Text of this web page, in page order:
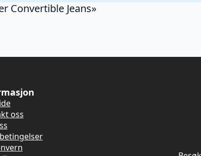
Convertible Jeans»
oss